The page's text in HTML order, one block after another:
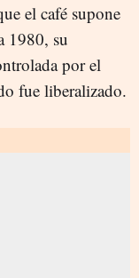
el café supone
1980, su
por el
fue liberalizado.